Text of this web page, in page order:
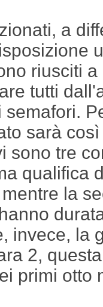
a
riusciti
tutti
sarà
sono tre
qualifica
la
invece, la
2,
primi otto